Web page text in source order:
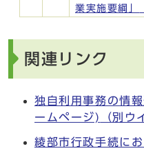
業実施要綱」
関連リンク
独自利用事務の情
ームページ)
（別ウ
綾部市行政手続に